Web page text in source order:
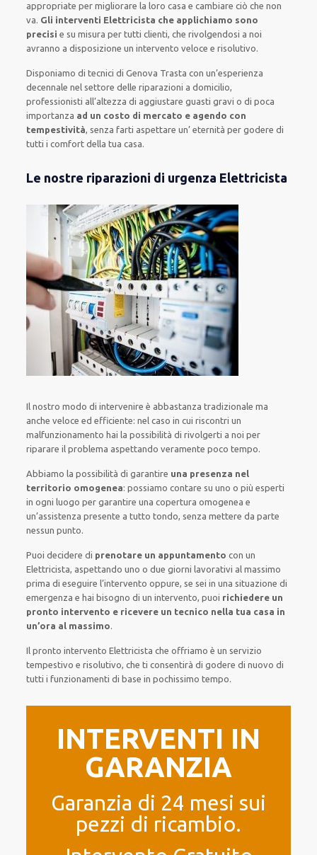
appropriate per migliorare la loro casa e cambiare ciò che non
va. Gli interventi Elettricista che applichiamo sono
precisi e su misura per tutti clienti, che rivolgendosi a noi
avranno a disposizione un interventoveloce e risolutivo.
Disponiamo ditecnici di Genova Trasta con un’esperienza
decennalenel settore delle riparazioni a domicilio,
professionisti all’altezza di aggiustare guasti gravi o di poca
importanza ad un costo di mercato e agendo con
tempestività, senza farti aspettare un’ eternità per godere di
tutti i comfort della tua casa.
Le nostre riparazioni di urgenza Elettricista
Il nostro modo di intervenire è abbastanza tradizionale ma
anche veloce ed efficiente: nel caso in cuiriscontriun
malfunzionamento hai la possibilità di rivolgerti a noi per
riparare ilproblema aspettando veramente poco tempo.
Abbiamo la possibilità di garantire una presenza nel
territorio omogenea:possiamo contare su uno o piùesperti
in ogni luogo pergarantire una coperturaomogenea e
un’assistenza presente atutto tondo, senzamettere da parte
nessun punto.
Puoi decidere di prenotare un appuntamento con un
Elettricista, aspettandouno o due giorni lavorativi al massimo
prima dieseguire l’intervento oppure, se sei in una situazione di
emergenza e hai bisogno diun intervento, puoi richiedere un
pronto intervento e ricevere un tecnico nella tua casa in
un’ora al massimo.
Il pronto intervento Elettricistache offriamo èun servizio
tempestivo e risolutivo, che ticonsentirà di godere di nuovodi
tutti i funzionamenti di base in pochissimo tempo.
INTERVENTI IN
GARANZIA
Garanzia di 24 mesi sui
pezzi di ricambio.